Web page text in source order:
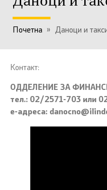
Почетна » Даноци и
Контакт:
ОДДЕЛЕНИE ЗА
тел.: 02/2571-703 или
е-адреса: